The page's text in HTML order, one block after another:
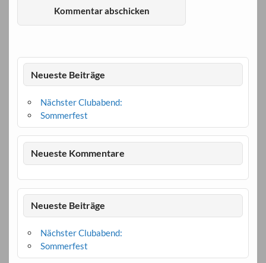
Neueste Beiträge
Nächster Clubabend:
Sommerfest
Neueste Kommentare
Neueste Beiträge
Nächster Clubabend:
Sommerfest